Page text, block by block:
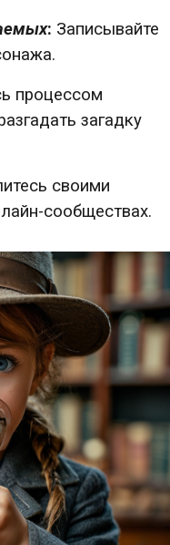
: Записывайте
процессом
загадку
своими
сообществах.